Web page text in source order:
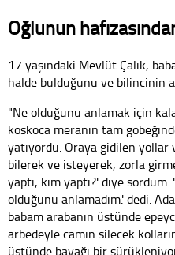
Oğlunun
17 yaşındaki Mevlüt Çalık,
halde bulduğunu ve bilincinin
"Ne olduğunu anlamak için
koskoca meranın tam
yatıyordu. Oraya gidilen
bilerek ve isteyerek, zorla
yaptı, kim yaptı?' diye
olduğunu anlamadım.' dedi.
babam arabanın üstünde
arbedeyle camın silecek
üstünde bayağı bir